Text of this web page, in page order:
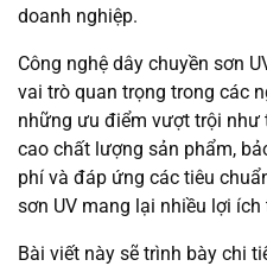
doanh nghiệp.
Công nghệ dây chuyền sơn
vai trò quan trọng trong các
những ưu điểm vượt trội như
cao chất lượng sản phẩm,
phí và đáp ứng các tiêu
sơn UV mang lại nhiều lợi
Bài viết này sẽ trình bày chi